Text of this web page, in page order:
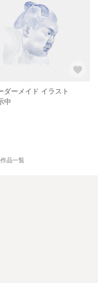
ダーメイド イラスト
中
品一覧